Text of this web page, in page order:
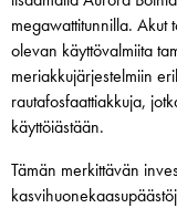
megawattitunnilla.
olevan käyttövalmiita
meriakkujärjestelmiin
rautafosfaattiakkuja,
käyttöiästään.
Tämän merkittävän